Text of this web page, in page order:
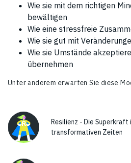
Wie sie mit dem richtigen
bewältigen
Wie eine stressfreie
Wie sie gut mit
Wie sie Umstände
übernehmen
Unter anderem erwarten Sie diese
Resilienz - Die Superkraft
transformativen Zeiten